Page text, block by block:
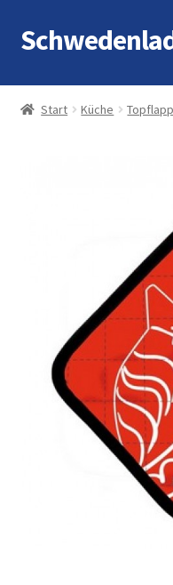
Zur
Navigation
Zum
Inhalt
Start
My account
Shop
Start Küche